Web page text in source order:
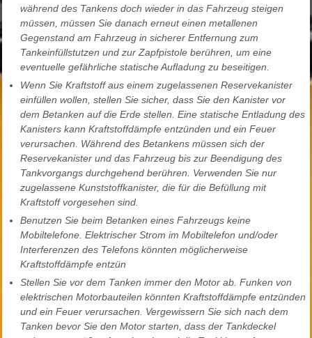
während des Tankens doch wieder in das Fahrzeug steigen
müssen, müssen Sie danach erneut einen metallenen
Gegenstand am Fahrzeug in sicherer Entfernung zum
Tankeinfüllstutzen und zur Zapfpistole berühren, um eine
eventuelle gefährliche statische Aufladung zu beseitigen.
Wenn Sie Kraftstoff aus einem zugelassenen Reservekanister
einfüllen wollen, stellen Sie sicher, dass Sie den Kanister vor
dem Betanken auf die Erde stellen. Eine statische Entladung des
Kanisters kann Kraftstoffdämpfe entzünden und ein Feuer
verursachen. Während des Betankens müssen sich der
Reservekanister und das Fahrzeug bis zur Beendigung des
Tankvorgangs durchgehend berühren. Verwenden Sie nur
zugelassene Kunststoffkanister, die für die Befüllung mit
Kraftstoff vorgesehen sind.
Benutzen Sie beim Betanken eines Fahrzeugs keine
Mobiltelefone. Elektrischer Strom im Mobiltelefon und/oder
Interferenzen des Telefons könnten möglicherweise
Kraftstoffdämpfe entzün
Stellen Sie vor dem Tanken immer den Motor ab. Funken von
elektrischen Motorbauteilen könnten Kraftstoffdämpfe entzünden
und ein Feuer verursachen. Vergewissern Sie sich nach dem
Tanken bevor Sie den Motor starten, dass der Tankdeckel